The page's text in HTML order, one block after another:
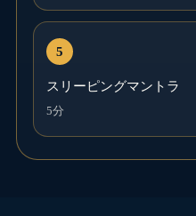
スリーピングマントラ
5分